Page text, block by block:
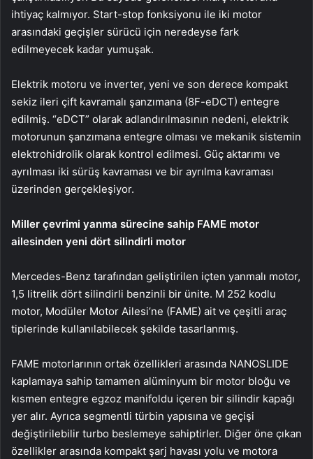
ihtiyaç kalmıyor. Start-stop fonksiyonu ile iki motor
arasındaki geçişler sürücü için neredeyse fark
edilmeyecek kadar yumuşak.
Elektrik motoru ve inverter, yeni ve son derece kompakt
sekiz ileri çift kavramalı şanzımana (8F-eDCT) entegre
edilmiş. “eDCT” olarak adlandırılmasının nedeni, elektrik
motorunun şanzımana entegre olması ve mekanik sistemin
elektrohidrolik olarak kontrol edilmesi. Güç aktarımı ve
ayrılması iki sürüş kavraması ve bir ayrılma kavraması
üzerinden gerçekleşiyor.
Miller çevrimi yanma sürecine sahip FAME motor
ailesinden yeni dört silindirli motor
Mercedes-Benz tarafından geliştirilen içten yanmalı motor,
1,5 litrelik dört silindirli benzinli bir ünite. M 252 kodlu
motor, Modüler Motor Ailesi’ne (FAME) ait ve çeşitli araç
tiplerinde kullanılabilecek şekilde tasarlanmış.
FAME motorlarının ortak özellikleri arasında NANOSLIDE
kaplamaya sahip tamamen alüminyum bir motor bloğu ve
kısmen entegre egzoz manifoldu içeren bir silindir kapağı
yer alır. Ayrıca segmentli türbin yapısına ve geçişi
değiştirilebilir turbo beslemeye sahiptirler. Diğer öne çıkan
özellikler arasında kompakt şarj havası yolu ve motora